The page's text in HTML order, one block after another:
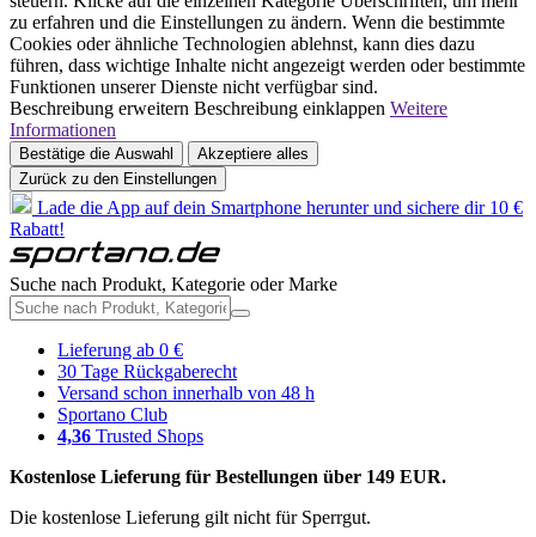
zu erfahren und die Einstellungen zu ändern. Wenn die bestimmte
Cookies oder ähnliche Technologien ablehnst, kann dies dazu
führen, dass wichtige Inhalte nicht angezeigt werden oder bestimmte
Funktionen unserer Dienste nicht verfügbar sind.
Beschreibung erweitern Beschreibung einklappen Weitere
Informationen
Bestätige die Auswahl
Akzeptiere alles
Zurück zu den Einstellungen
Lade die App auf dein Smartphone herunter und sichere dir 10 €
Rabatt!
Suche nach Produkt, Kategorie oder Marke
Lieferung ab 0 €
30 Tage Rückgaberecht
Versand schon innerhalb von 48 h
Sportano Club
4,36 Trusted Shops
Kostenlose Lieferung für Bestellungen über 149 EUR.
Die kostenlose Lieferung gilt nicht für Sperrgut.